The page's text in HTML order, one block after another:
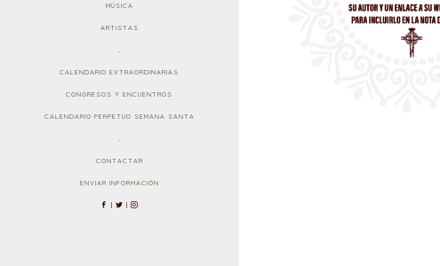
MÚSICA
ARTISTAS
.
CALENDARIO EXTRAORDINARIAS
CONGRESOS Y ENCUENTROS
CALENDARIO PERPETUO SEMANA SANTA
.
CONTACTAR
ENVIAR INFORMACIÓN
| |